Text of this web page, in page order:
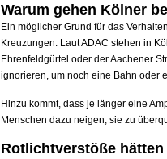
Warum gehen Kölner
Ein möglicher Grund für das
Kreuzungen. Laut ADAC stehen in
Ehrenfeldgürtel oder der Aachener
ignorieren, um noch eine Bahn oder
Hinzu kommt, dass je länger eine
Menschen dazu neigen, sie zu
Rotlichtverstöße